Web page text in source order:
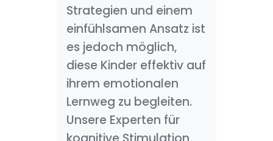
Strategien und einem
einfühlsamen Ansatz ist
es jedoch möglich,
diese Kinder effektiv auf
ihrem emotionalen
Lernweg zu begleiten.
Unsere Experten für